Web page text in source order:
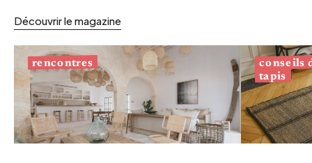
Découvrir le magazine
rencontres conseils
tapis